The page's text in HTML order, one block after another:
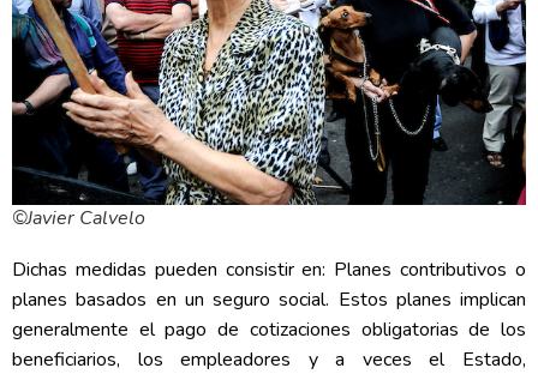
©Javier Calvelo
Dichas medidas pueden consistir en: Planes contributivos o
planes basados en un seguro social. Estos planes implican
generalmente el pago de cotizaciones obligatorias de los
beneficiarios, los empleadores y a veces el Estado,